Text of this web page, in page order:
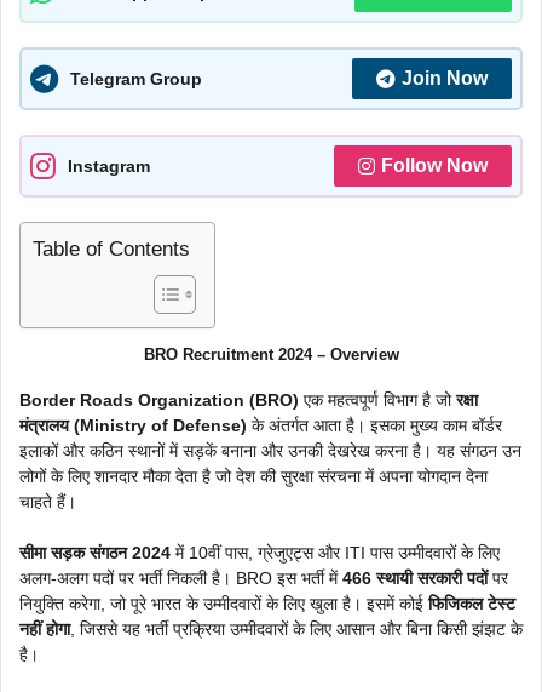
Telegram Group Join Now
Instagram Follow Now
Table of Contents
BRO Recruitment 2024 – Overview
Border Roads Organization (BRO) एक महत्वपूर्ण विभाग है जोरक्षा
मंत्रालय (Ministry of Defense) के अंतर्गत आता है। इसका मुख्य काम बॉर्डर
इलाकों और कठिन स्थानों में सड़कें बनाना और उनकी देखरेख करना है। यह संगठन उन
लोगों के लिए शानदार मौका देता है जो देश की सुरक्षा संरचना में अपना योगदान देना
चाहते हैं।
सीमा सड़क संगठन 2024 में 10वीं पास, ग्रेजुएट्स और ITI पास उम्मीदवारों के लिए
अलग-अलग पदों पर भर्ती निकली है। BRO इस भर्ती में466 स्थायी सरकारी पदोंपर
नियुक्ति करेगा, जो पूरे भारत के उम्मीदवारों के लिए खुला है। इसमें कोईफिजिकल टेस्ट
नहीं होगा, जिससे यह भर्ती प्रक्रिया उम्मीदवारों के लिए आसान और बिना किसी झंझट के
है।